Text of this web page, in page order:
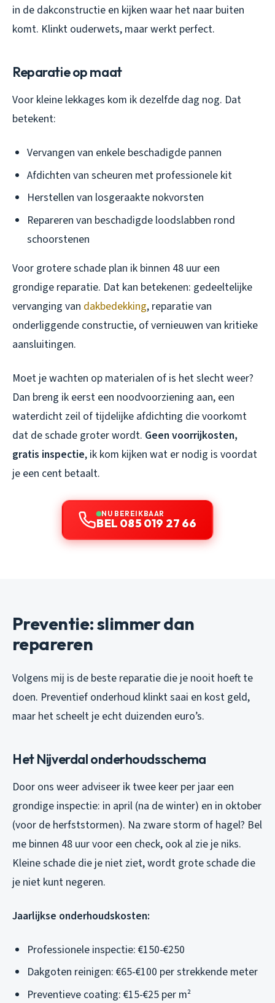
in de dakconstructie en kijken waar het naar buiten
komt. Klinkt ouderwets, maar werkt perfect.
Reparatie op maat
Voor kleine lekkages kom ik dezelfde dag nog. Dat
betekent:
Vervangen van enkele beschadigde pannen
Afdichten van scheuren met professionele kit
Herstellen van losgeraakte nokvorsten
Repareren van beschadigde loodslabben rond
schoorstenen
Voor grotere schade plan ik binnen 48 uur een
grondige reparatie. Dat kan betekenen: gedeeltelijke
vervanging van dakbedekking, reparatie van
onderliggende constructie, of vernieuwen van kritieke
aansluitingen.
Moet je wachten op materialen of is het slecht weer?
Dan breng ik eerst een noodvoorziening aan, een
waterdicht zeil of tijdelijke afdichting die voorkomt
dat de schade groter wordt. Geen voorrijkosten,
gratis inspectie, ik kom kijken wat er nodig is voordat
je een cent betaalt.
NU BEREIKBAAR
BEL 085 019 27 66
Preventie: slimmer dan
repareren
Volgens mij is de beste reparatie die je nooit hoeft te
doen. Preventief onderhoud klinkt saai en kost geld,
maar het scheelt je echt duizenden euro’s.
Het Nijverdal onderhoudsschema
Door ons weer adviseer ik twee keer per jaar een
grondige inspectie: in april (na de winter) en in oktober
(voor de herfststormen). Na zware storm of hagel? Bel
me binnen 48 uur voor een check, ook al zie je niks.
Kleine schade die je niet ziet, wordt grote schade die
je niet kunt negeren.
Jaarlijkse onderhoudskosten:
Professionele inspectie: €150-€250
Dakgoten reinigen: €65-€100 per strekkende meter
Preventieve coating: €15-€25 per m²